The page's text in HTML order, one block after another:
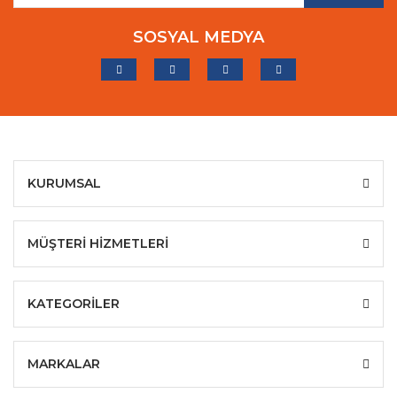
SOSYAL MEDYA
KURUMSAL
MÜŞTERİ HİZMETLERİ
KATEGORİLER
MARKALAR